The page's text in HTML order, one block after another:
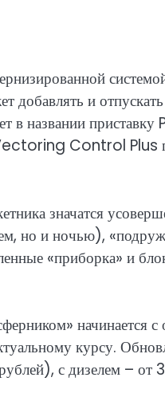
добавлять и
в названии
Control Plus
значатся
но и ночью),
«приборка» и
начинается
курсу.
с дизелем –